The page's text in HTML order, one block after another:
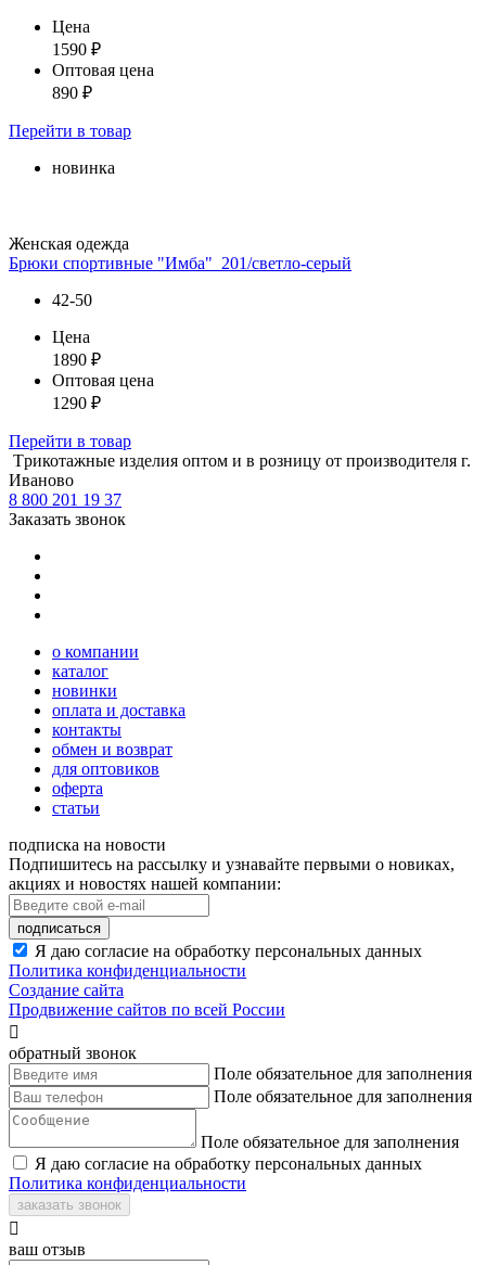
Цена
1590 ₽
Оптовая цена
890 ₽
Перейти в товар
новинка
Женская одежда
Брюки спортивные "Имба"_201/светло-серый
42-50
Цена
1890 ₽
Оптовая цена
1290 ₽
Перейти в товар
Tрикотажные изделия оптом и в розницу от производителя г.
Иваново
8 800 201 19 37
Заказать звонок
о компании
каталог
новинки
оплата и доставка
контакты
обмен и возврат
для оптовиков
оферта
статьи
подписка на новости
Подпишитесь на рассылку и узнавайте первыми о новиках,
акциях и новостях нашей компании:
подписаться
Я даю согласие на обработку персональных данных
Политика конфиденциальности
Создание сайта
Продвижение сайтов по всей России

обратный звонок
Поле обязательное для заполнения
Поле обязательное для заполнения
Поле обязательное для заполнения
Я даю согласие на обработку персональных данных
Политика конфиденциальности
заказать звонок

ваш отзыв